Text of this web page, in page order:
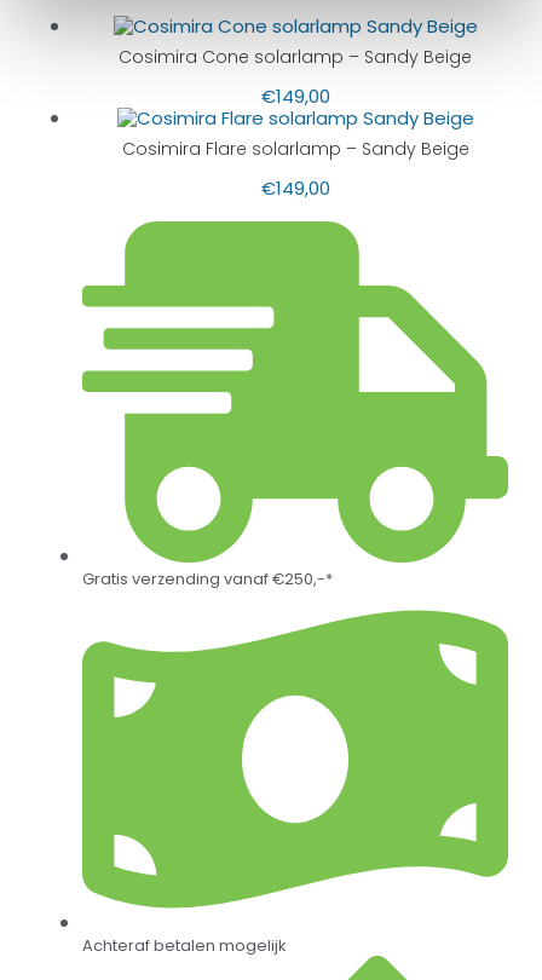
Cosimira Cone solarlamp – Sandy Beige
€149,00
Cosimira Flare solarlamp – Sandy Beige
€149,00
Gratis verzending vanaf €250,-*
Achteraf betalen mogelijk